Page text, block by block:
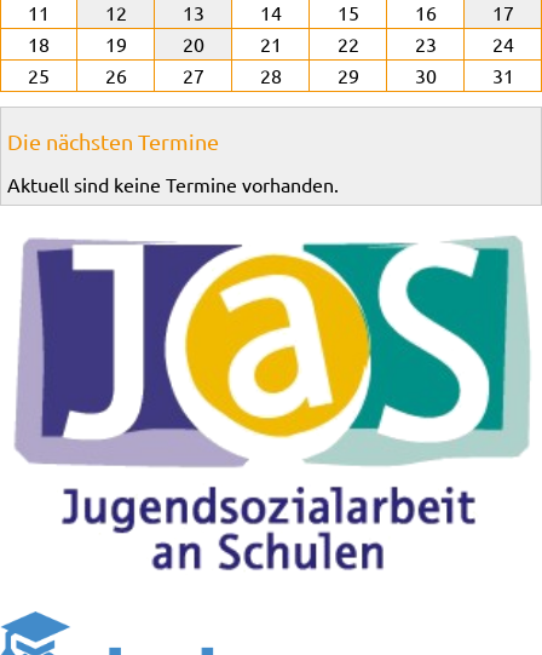
11
12 13 14 15 16
17
18
19 20 21 22 23
24
25
26 27 28 29 30 31
Die nächsten Termine
Aktuell sind keine Termine vorhanden.